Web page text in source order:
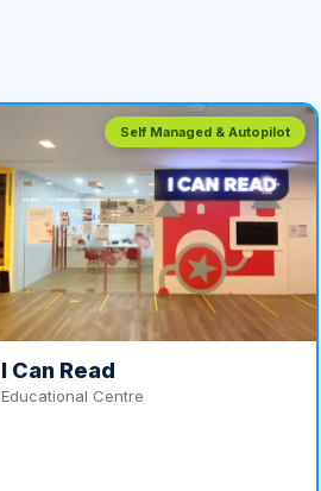
Self Managed & Autopilot
I Can Read
Educational Centre